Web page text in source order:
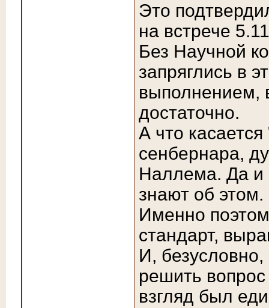
Это
на встрече
Без Научной
запряглись в
выполнением,
достаточно.
А что
сенбернара,
Наллема. Да и
знают об этом.
Именно
стандарт,
И,
решить
взгляд был